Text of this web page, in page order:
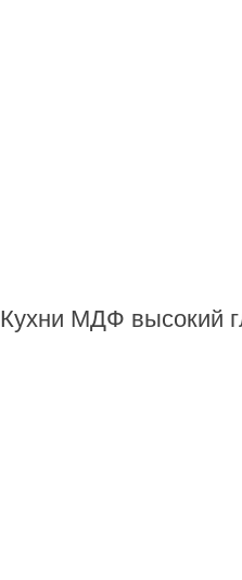
Кухни МДФ высокий